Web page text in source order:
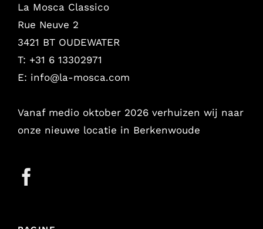
La Mosca Classico
Rue Neuve 2
3421 BT OUDEWATER
T: +31 6 13302971
E: info@la-mosca.com
Vanaf medio oktober 2026 verhuizen wij naar
onze nieuwe locatie in Berkenwoude